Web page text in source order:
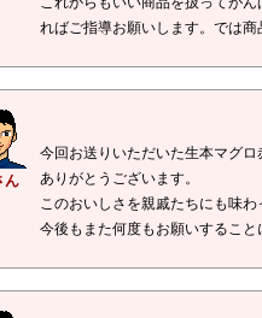
ればご指導お願いします。では商
ん
今回お送りいただいた生本マグ
ありがとうございます。
このおいしさを親戚たちにも味
今後もまた何度もお願いすること